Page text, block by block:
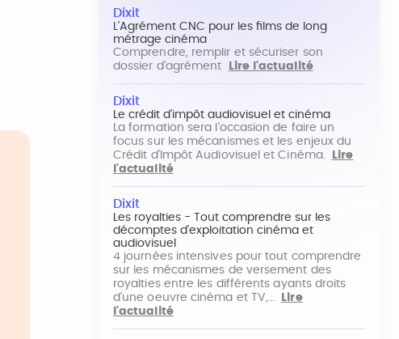
Dixit
L'Agrément CNC pour les films de long
métrage cinéma
Comprendre, remplir et sécuriser son
dossier d'agrément
Lire l'actualité
Dixit
Le crédit d'impôt audiovisuel et cinéma
La formation sera l'occasion de faire un
focus sur les mécanismes et les enjeux du
Crédit d'Impôt Audiovisuel et Cinéma.
Lire
l'actualité
Dixit
Les royalties - Tout comprendre sur les
décomptes d'exploitation cinéma et
audiovisuel
4 journées intensives pour tout comprendre
sur les mécanismes de versement des
royalties entre les différents ayants droits
d'une oeuvre cinéma et TV,…
Lire
l'actualité